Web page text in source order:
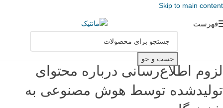
Skip to main content
فهرست
جست و جو
لزوم اطلاع‌رسانی درباره محتوای
تولیدشده توسط هوش مصنوعی به